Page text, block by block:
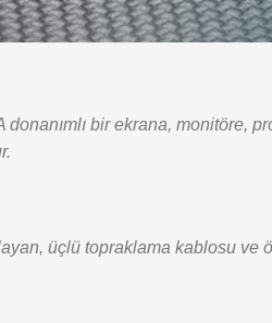
bir ekrana, monitöre,
üçlü topraklama kablosu ve